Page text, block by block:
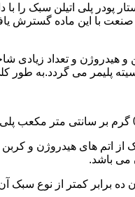
با این ماده گسترش
هیدروژن و تعداد زیادی
به پلی اتیلن های با دانسیته 0.910 تا 0.925
می باشد.
ده برابر کمتر از نوع